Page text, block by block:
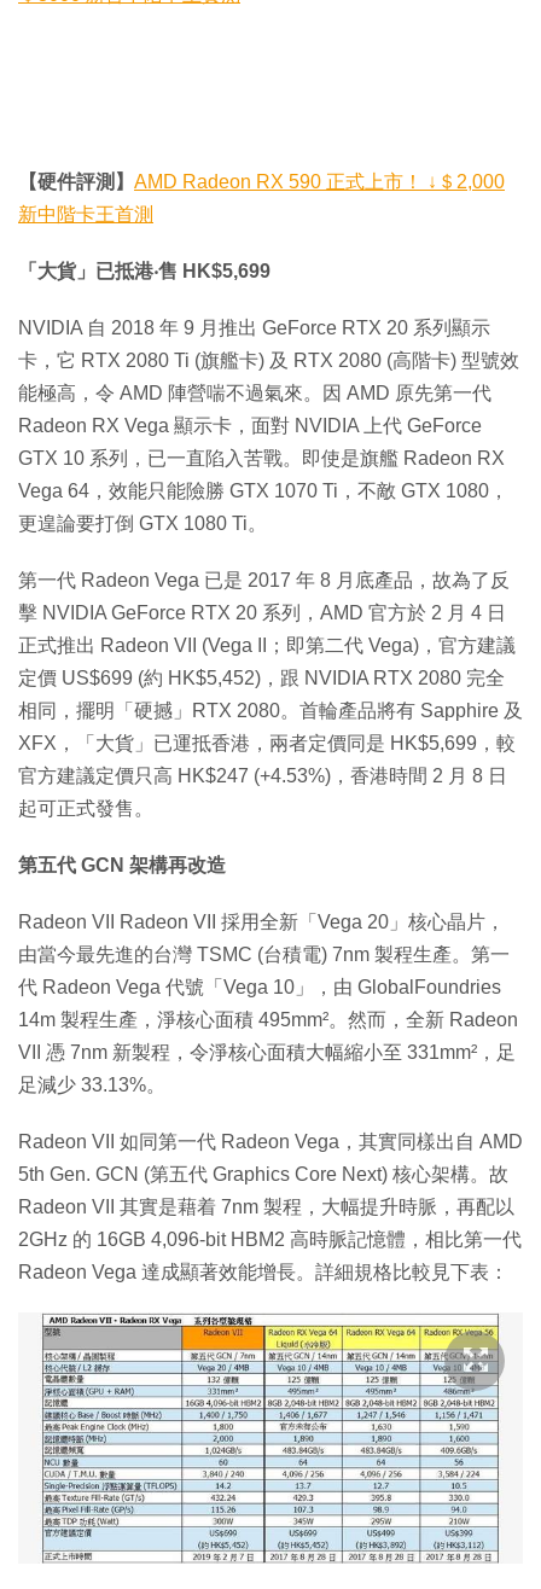
【硬件評測】 AMD Radeon RX 590 正式上市！ ↓＄2,000
新中階卡王首測
「大貨」已抵港‧售 HK$5,699
NVIDIA 自 2018 年 9 月推出 GeForce RTX 20 系列顯示
卡，它 RTX 2080 Ti (旗艦卡) 及 RTX 2080 (高階卡) 型號效
能極高，令 AMD 陣營喘不過氣來。因 AMD 原先第一代
Radeon RX Vega 顯示卡，面對 NVIDIA 上代 GeForce
GTX 10 系列，已一直陷入苦戰。即使是旗艦 Radeon RX
Vega 64，效能只能險勝 GTX 1070 Ti，不敵 GTX 1080，
更遑論要打倒 GTX 1080 Ti。
第一代 Radeon Vega 已是 2017 年 8 月底產品，故為了反
擊 NVIDIA GeForce RTX 20 系列，AMD 官方於 2 月 4 日
正式推出 Radeon VII (Vega II；即第二代 Vega)，官方建議
定價 US$699 (約 HK$5,452)，跟 NVIDIA RTX 2080 完全
相同，擺明「硬撼」RTX 2080。首輪產品將有 Sapphire 及
XFX，「大貨」已運抵香港，兩者定價同是 HK$5,699，較
官方建議定價只高 HK$247 (+4.53%)，香港時間 2 月 8 日
起可正式發售。
第五代 GCN 架構再改造
Radeon VII Radeon VII 採用全新「Vega 20」核心晶片，
由當今最先進的台灣 TSMC (台積電) 7nm 製程生產。第一
代 Radeon Vega 代號「Vega 10」，由 GlobalFoundries
14m 製程生產，淨核心面積 495mm²。然而，全新 Radeon
VII 憑 7nm 新製程，令淨核心面積大幅縮小至 331mm²，足
足減少 33.13%。
Radeon VII 如同第一代 Radeon Vega，其實同樣出自 AMD
5th Gen. GCN (第五代 Graphics Core Next) 核心架構。故
Radeon VII 其實是藉着 7nm 製程，大幅提升時脈，再配以
2GHz 的 16GB 4,096-bit HBM2 高時脈記憶體，相比第一代
Radeon Vega 達成顯著效能增長。詳細規格比較見下表：